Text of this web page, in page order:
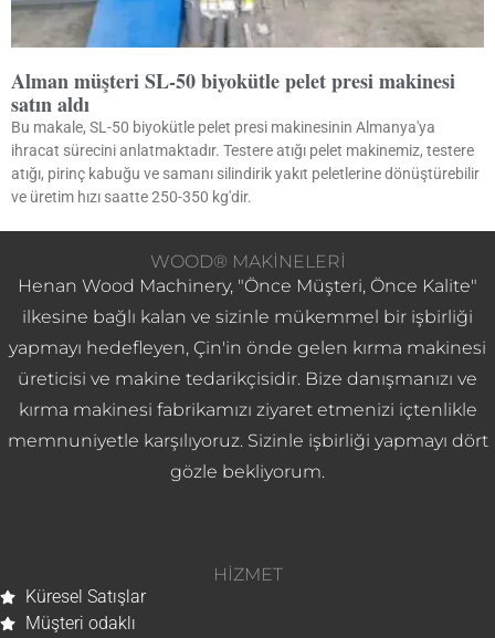
Alman müşteri SL-50 biyokütle pelet presi makinesi
satın aldı
Bu makale, SL-50 biyokütle pelet presi makinesinin Almanya'ya
ihracat sürecini anlatmaktadır. Testere atığı pelet makinemiz, testere
atığı, pirinç kabuğu ve samanı silindirik yakıt peletlerine dönüştürebilir
ve üretim hızı saatte 250-350 kg'dir.
WOOD® MAKINELERI
Henan Wood Machinery, "Önce Müşteri, Önce Kalite"
ilkesine bağlı kalan ve sizinle mükemmel bir işbirliği
yapmayı hedefleyen, Çin'in önde gelen kırma makinesi
üreticisi ve makine tedarikçisidir. Bize danışmanızı ve
kırma makinesi fabrikamızı ziyaret etmenizi içtenlikle
memnuniyetle karşılıyoruz. Sizinle işbirliği yapmayı dört
gözle bekliyorum.
HIZMET
Küresel Satışlar
Müşteri odaklı